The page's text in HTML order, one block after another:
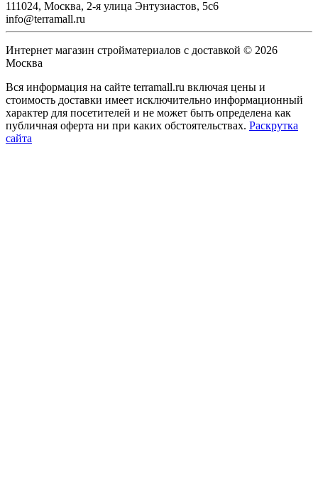
111024, Москва, 2-я улица Энтузиастов, 5с6
info@terramall.ru
Интернет магазин стройматериалов с доставкой © 2026
Москва
Вся информация на сайте terramall.ru включая цены и
стоимость доставки имеет исключительно информационный
характер для посетителей и не может быть определена как
публичная оферта ни при каких обстоятельствах. Раскрутка
сайта